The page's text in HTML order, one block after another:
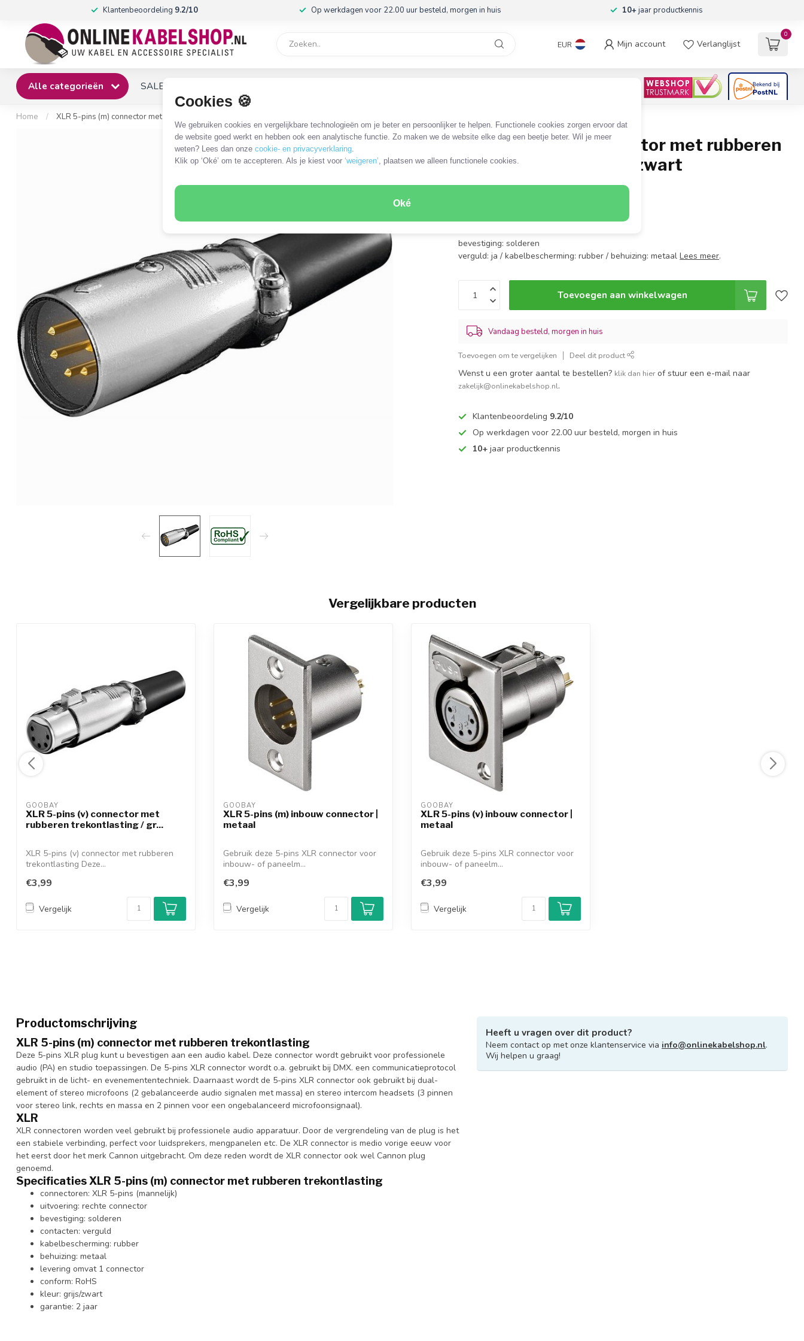
Cookies 🍪
We gebruiken cookies en vergelijkbare technologieën om je beter en persoonlijker te helpen. Functionele cookies zorgen ervoor dat
de website goed werkt en hebben ook een analytische functie. Zo maken we de website elke dag een beetje beter. Wil je meer
weten? Lees dan onze cookie- en privacyverklaring.
Klik op ‘Oké’ om te accepteren. Als je kiest voor ‘weigeren’, plaatsen we alleen functionele cookies.
Oké
Klantenbeoordeling 9.2/10 Op werkdagen voor 22.00 uur besteld, morgen in huis 10+jaar productkennis
EUR Mijn account Verlanglijst
0
Alle categorieën SALE
Home / XLR 5-pins (m) connector met rubberen trekontlasting / grijs/zwart
OKS-50497
XLR 5-pins (m) connector met rubberen
trekontlasting / grijs/zwart
€3,99
bevestiging: solderen
verguld: ja / kabelbescherming: rubber / behuizing: metaalLees meer.
Toevoegen aan winkelwagen
Vandaag besteld, morgen in huis
Toevoegen om te vergelijken Deel dit product
Wenst u een groter aantal te bestellen? klik dan hierof stuur een e-mail naar
zakelijk@onlinekabelshop.nl.
Klantenbeoordeling 9.2/10
Op werkdagen voor 22.00 uur besteld, morgen in huis
10+ jaar productkennis
Vergelijkbare producten
GOOBAY
XLR 5-pins (v) connector met
rubberen trekontlasting / gr...
XLR 5-pins (v) connector met rubberen
trekontlasting Deze...
€3,99
Vergelijk
GOOBAY
XLR 5-pins (m) inbouw connector |
metaal
Gebruik deze 5-pins XLR connector voor
inbouw- of paneelm...
€3,99
Vergelijk
GOOBAY
XLR 5-pins (v) inbouw connector |
metaal
Gebruik deze 5-pins XLR connector voor
inbouw- of paneelm...
€3,99
Vergelijk
Productomschrijving
XLR 5-pins (m) connector met rubberen trekontlasting
Deze 5-pins XLR plug kunt u bevestigen aan een audio kabel. Deze connector wordt gebruikt voor professionele
audio (PA) en studio toepassingen. De 5-pins XLR connector wordt o.a. gebruikt bij DMX. een communicatieprotocol
gebruikt in de licht- en evenemententechniek. Daarnaast wordt de 5-pins XLR connector ook gebruikt bij dual-
element of stereo microfoons (2 gebalanceerde audio signalen met massa) en stereo intercom headsets (3 pinnen
voor stereo link, rechts en massa en 2 pinnen voor een ongebalanceerd microfoonsignaal).
XLR
XLR connectoren worden veel gebruikt bij professionele audio apparatuur. Door de vergrendeling van de plug is het
een stabiele verbinding, perfect voor luidsprekers, mengpanelen etc. De XLR connector is medio vorige eeuw voor
het eerst door het merk Cannon uitgebracht. Om deze reden wordt de XLR connector ook wel Cannon plug
genoemd.
Specificaties XLR 5-pins (m) connector met rubberen trekontlasting
connectoren: XLR 5-pins (mannelijk)
uitvoering: rechte connector
bevestiging: solderen
contacten: verguld
kabelbescherming: rubber
behuizing: metaal
levering omvat 1 connector
conform: RoHS
kleur: grijs/zwart
garantie: 2 jaar
Heeft u vragen over dit product?
Neem contact op met onze klantenservice via info@onlinekabelshop.nl.
Wij helpen u graag!